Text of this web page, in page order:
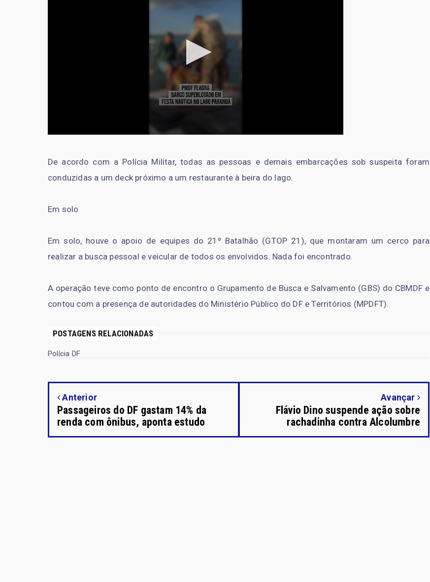
De acordo com a Polícia Militar, todas as pessoas e demais embarcações sob suspeita foram
conduzidas a um deck próximo a um restaurante à beira do lago.
Em solo
Em solo, houve o apoio de equipes do 21º Batalhão (GTOP 21), que montaram um cerco para
realizar a busca pessoal e veicular de todos os envolvidos. Nada foi encontrado.
A operação teve como ponto de encontro o Grupamento de Busca e Salvamento (GBS) do CBMDF e
contou com a presença de autoridades do Ministério Público do DF e Territórios (MPDFT).
POSTAGENS RELACIONADAS
Polícia DF
Anterior
Passageiros do DF gastam 14% da
renda com ônibus, aponta estudo
Avançar
Flávio Dino suspende ação sobre
rachadinha contra Alcolumbre